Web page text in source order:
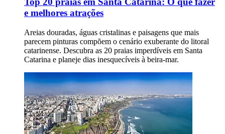
e melhores atrações
Areias douradas, águas cristalinas e paisagens que mais
parecem pinturas compõem o cenário exuberante do litoral
catarinense. Descubra as 20 praias imperdíveis em Santa
Catarina e planeje dias inesquecíveis à beira-mar.